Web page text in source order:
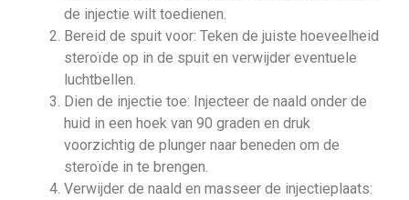
de injectie wilt toedienen.
Bereid de spuit voor: Teken de juiste hoeveelheid
steroïde op in de spuit en verwijder eventuele
luchtbellen.
Dien de injectie toe: Injecteer de naald onder de
huid in een hoek van 90 graden en druk
voorzichtig de plunger naar beneden om de
steroïde in te brengen.
Verwijder de naald en masseer de injectieplaats: